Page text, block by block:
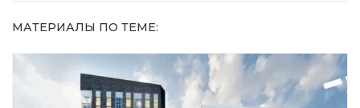
МАТЕРИАЛЫ ПО ТЕМЕ: